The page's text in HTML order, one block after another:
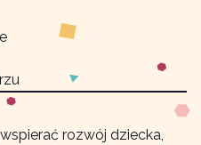
rozwój dziecka,